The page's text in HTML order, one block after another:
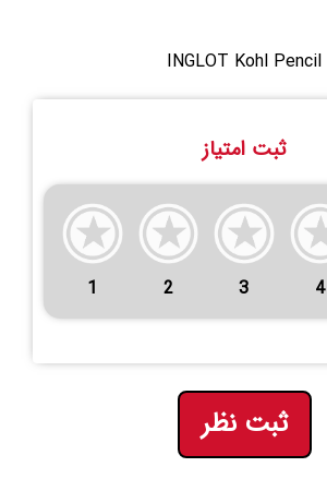
INGLOT Kohl Pencil
ثبت امتیاز
1 2 3 4
ثبت نظر